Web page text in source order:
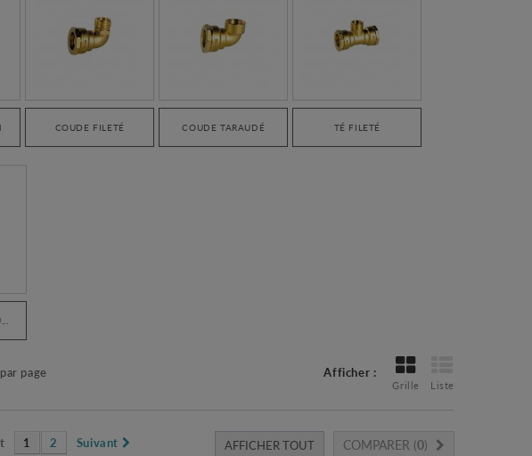
COUDE FILETÉ COUDE TARAUDÉ TÉ FILETÉ
Afficher :
Grille Liste
par page
COMPARER (0)
AFFICHER TOUT
1 2 Suivant